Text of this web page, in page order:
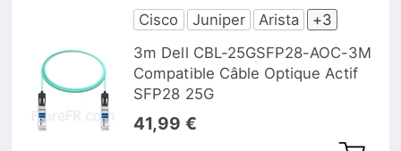
Cisco Juniper Arista
+3
3m Dell CBL-25GSFP28-AOC-3M
Compatible Câble Optique Actif
SFP28 25G
41,99 €